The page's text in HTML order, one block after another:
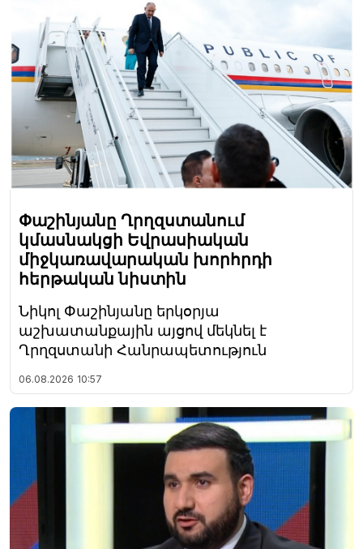
Փաշինյանը Ղրղզստանում
կմասնակցի Եվրասիական
միջկառավարական խորհրդի
հերթական նիստին
Նիկոլ Փաշինյանը երկօրյա
աշխատանքային այցով մեկնել է
Ղրղզստանի Հանրապետություն
06.08.2026 10:57